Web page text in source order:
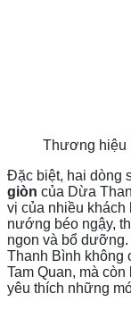
Thương hiệu
Đặc biệt, hai dòng
giòn của Dừa
vị của nhiều
nướng béo ngậy,
ngon và bổ
Thanh Bình không
Tam Quan, mà
yêu thích những